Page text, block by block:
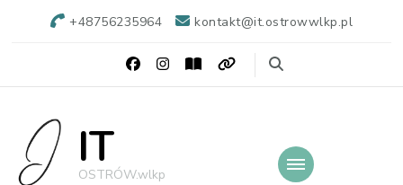
+48756235964 kontakt@it.ostrowwlkp.pl
IT
OSTRÓW.wlkp